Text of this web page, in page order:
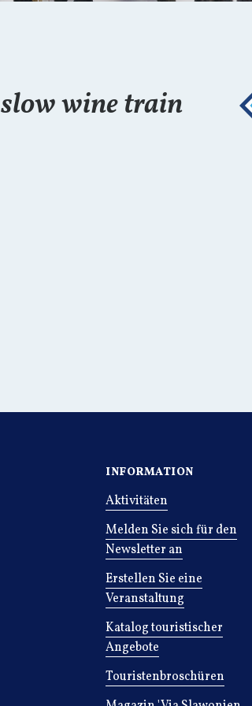
slow wine train
INFORMATION
Aktivitäten
Melden Sie sich für den
Newsletter an
Erstellen Sie eine
Veranstaltung
Katalog touristischer
Angebote
Touristenbroschüren